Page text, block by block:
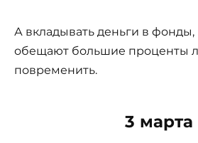
А вкладывать деньги в фонды,
обещают большие проценты
повременить.
3 марта